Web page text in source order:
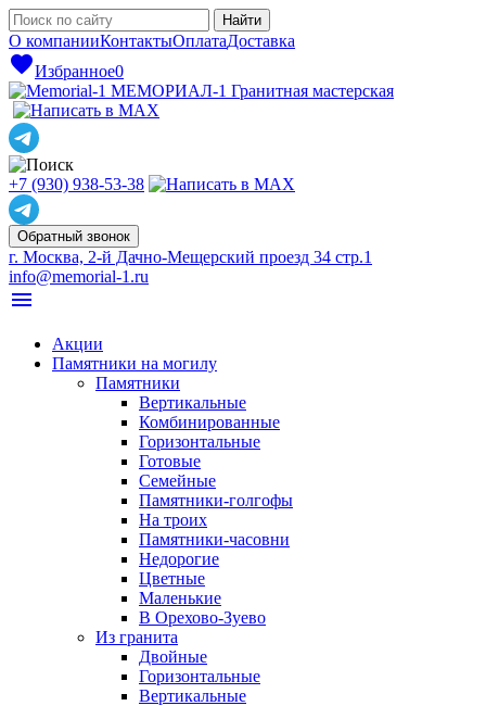
О компанииКонтактыОплатаДоставка
favoriteИзбранное0
МЕМОРИАЛ-1 Гранитная мастерская
+7 (930) 938-53-38
Обратный звонок
г. Москва, 2-й Дачно-Мещерский проезд 34 стр.1
info@memorial-1.ru
menu
Акции
Памятники на могилу
Памятники
Вертикальные
Комбинированные
Горизонтальные
Готовые
Семейные
Памятники-голгофы
На троих
Памятники-часовни
Недорогие
Цветные
Маленькие
В Орехово-Зуево
Из гранита
Двойные
Горизонтальные
Вертикальные